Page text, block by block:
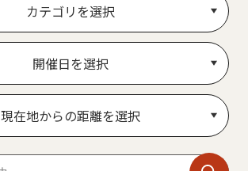
カテゴリを選択
開催日を選択
現在地からの距離を選択